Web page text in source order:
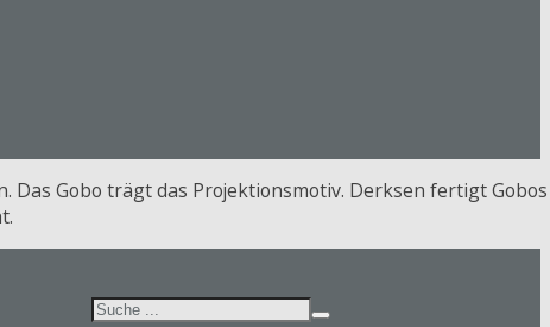
Das Gobo trägt das Projektionsmotiv. Derksen fertigt
Suchen